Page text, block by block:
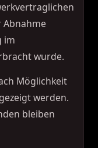
Abnahme
im
wurde.
Möglichkeit
werden.
bleiben